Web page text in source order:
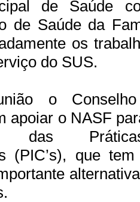
de Saúde
de Saúde da
os
do SUS.
o
apoiar o NASF
das
(PIC’s), que